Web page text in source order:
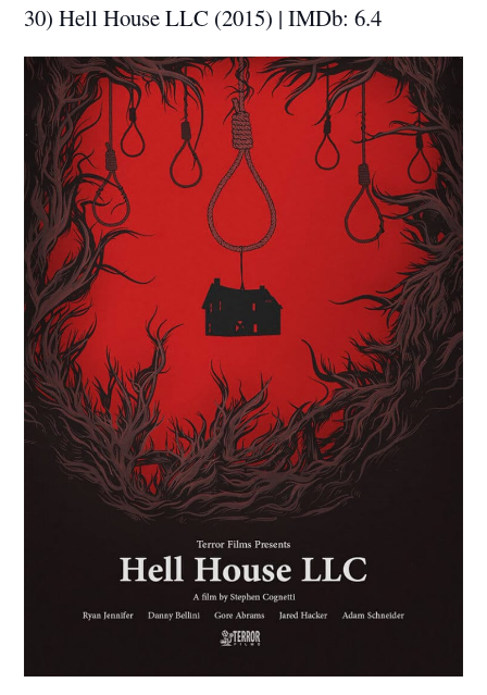
30) Hell House LLC (2015) | IMDb: 6.4